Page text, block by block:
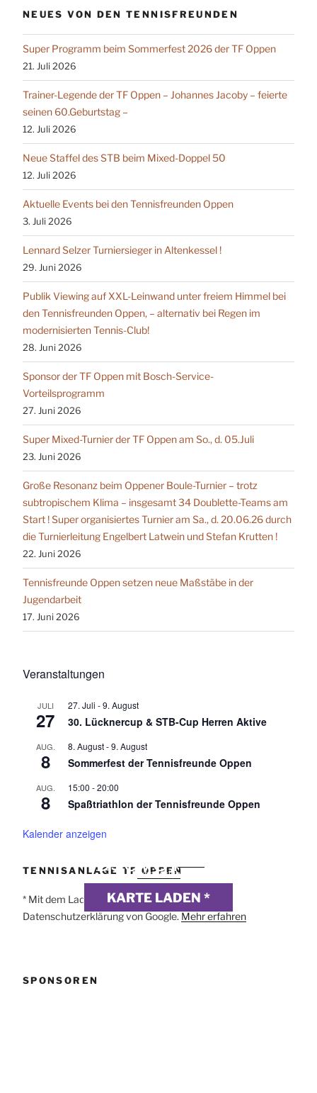
NEUES VON DEN TENNISFREUNDEN
Super Programm beim Sommerfest 2026 der TF Oppen
21. Juli 2026
Trainer-Legende der TF Oppen – Johannes Jacoby – feierte
seinen 60.Geburtstag –
12. Juli 2026
Neue Staffel des STB beim Mixed-Doppel 50
12. Juli 2026
Aktuelle Events bei den Tennisfreunden Oppen
3. Juli 2026
Lennard Selzer Turniersieger in Altenkessel !
29. Juni 2026
Publik Viewing auf XXL-Leinwand unter freiem Himmel bei
den Tennisfreunden Oppen, – alternativ bei Regen im
modernisierten Tennis-Club!
28. Juni 2026
Sponsor der TF Oppen mit Bosch-Service-
Vorteilsprogramm
27. Juni 2026
Super Mixed-Turnier der TF Oppen am So., d. 05.Juli
23. Juni 2026
Große Resonanz beim Oppener Boule-Turnier – trotz
subtropischem Klima – insgesamt 34 Doublette-Teams am
Start ! Super organisiertes Turnier am Sa., d. 20.06.26 durch
die Turnierleitung Engelbert Latwein und Stefan Krutten !
22. Juni 2026
Tennisfreunde Oppen setzen neue Maßstäbe in der
Jugendarbeit
17. Juni 2026
Veranstaltungen
JULI
27
27. Juli -9. August
30. Lücknercup & STB-Cup Herren Aktive
AUG.
8
8. August-9. August
Sommerfest der Tennisfreunde Oppen
AUG.
8
15:00 -20:00
Spaßtriathlon der Tennisfreunde Oppen
Kalender anzeigen
TENNISANLAGE TF OPPEN
DSGVO MAP
KARTE LADEN *
webdesign
* Mit dem Laden der Karte akzeptierst du die
Datenschutzerklärung von Google. Mehr erfahren
SPONSOREN